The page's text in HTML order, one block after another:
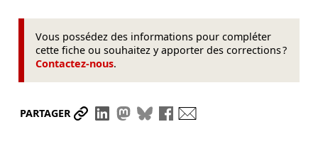
Vous possédez des informations pour compléter
cette fiche ou souhaitez y apporter des corrections ?
Contactez-nous.
PARTAGER Partager le lien
Partager sur LinkedIn
Partager sur Mastodon
Partager sur Bluesky
Partager sur Facebook